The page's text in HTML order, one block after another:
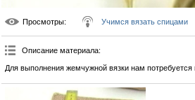
Просмотры: Учимся вязать спицами
Описание материала:
Для выполнения жемчужной вязки нам